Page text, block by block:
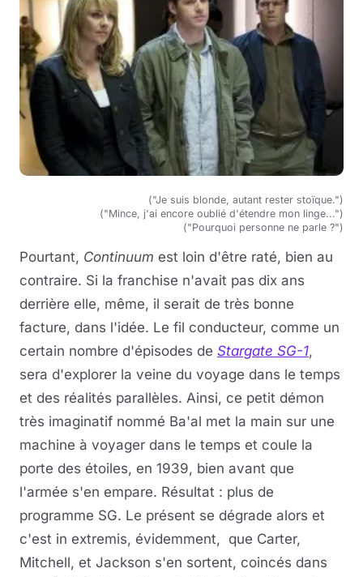
("Je suis blonde, autant rester stoïque.")
("Mince, j'ai encore oublié d'étendre mon linge...")
("Pourquoi personne ne parle ?")
Pourtant, Continuum est loin d'être raté, bien au
contraire. Si la franchise n'avait pas dix ans
derrière elle, même, il serait de très bonne
facture, dans l'idée. Le fil conducteur, comme un
certain nombre d'épisodes de Stargate SG-1,
sera d'explorer la veine du voyage dans le temps
et des réalités parallèles. Ainsi, ce petit démon
très imaginatif nommé Ba'al met la main sur une
machine à voyager dans le temps et coule la
porte des étoiles, en 1939, bien avant que
l'armée s'en empare. Résultat : plus de
programme SG. Le présent se dégrade alors et
c'est in extremis, évidemment, que Carter,
Mitchell, et Jackson s'en sortent, coincés dans